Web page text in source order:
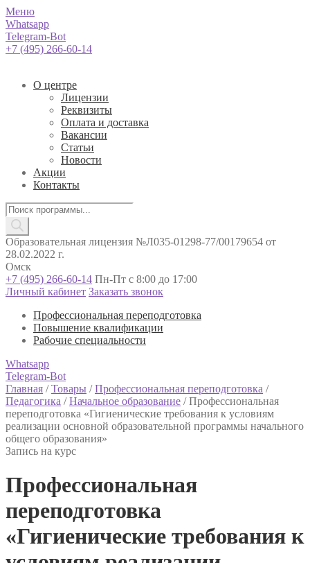
Меню
Whatsapp
Telegram-Bot
+7 (495) 266-60-14
О центре
Лицензии
Реквизиты
Оплата и доставка
Вакансии
Статьи
Новости
Акции
Контакты
Поиск
товаров
Образовательная лицензия №Л035-01298-77/00179654 от
28.02.2022 г.
Омск
+7 (495) 266-60-14 Пн-Пт с 8:00 до 17:00
Личный кабинет Заказать звонок
Профессиональная переподготовка
Повышение квалификации
Рабочие специальности
Whatsapp
Telegram-Bot
Главная /Товары /Профессиональная переподготовка /
Педагогика /Начальное образование /Профессиональная
переподготовка «Гигиенические требования к условиям
реализации основной образовательной программы начального
общего образования»
Запись на курс
Профессиональная
переподготовка
«Гигиенические требования к